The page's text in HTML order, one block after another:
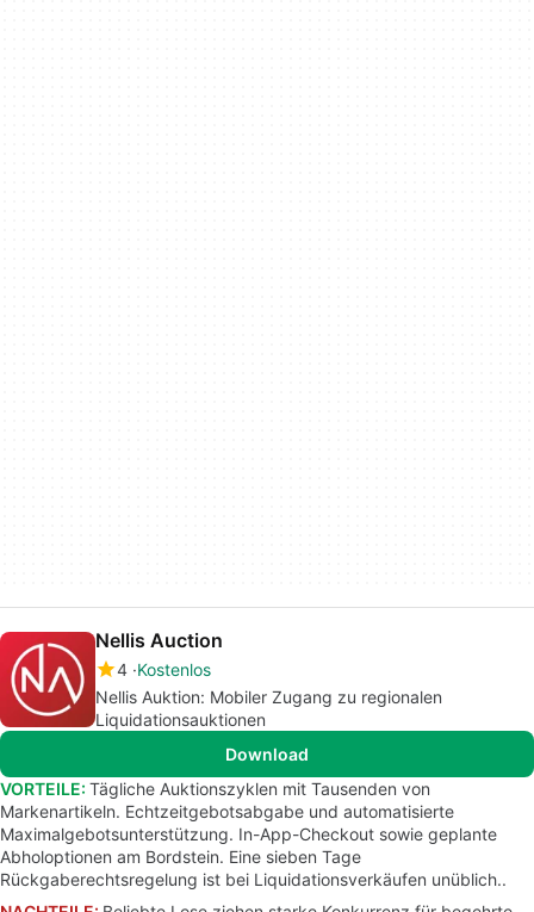
Nellis Auction
4 Kostenlos
Nellis Auktion: Mobiler Zugang zu regionalen
Liquidationsauktionen
Download
VORTEILE: Tägliche Auktionszyklen mit Tausenden von
Markenartikeln. Echtzeitgebotsabgabe und automatisierte
Maximalgebotsunterstützung. In-App-Checkout sowie geplante
Abholoptionen am Bordstein. Eine sieben Tage
Rückgaberechtsregelung ist bei Liquidationsverkäufen unüblich..